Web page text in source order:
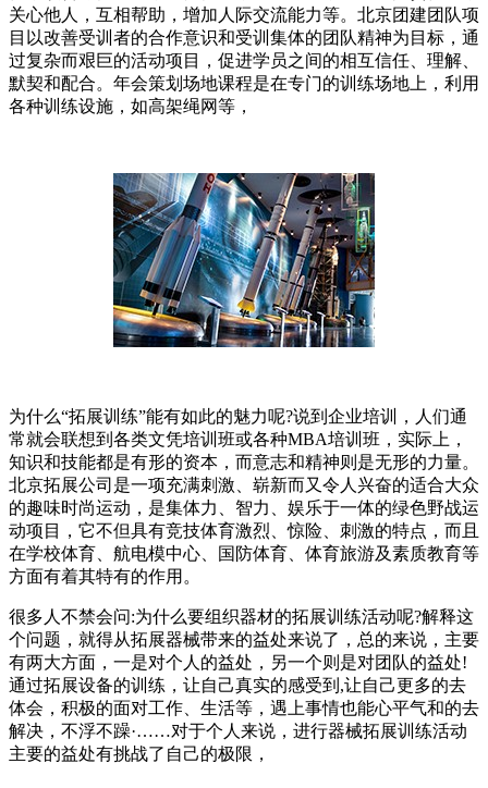
关心他人，互相帮助，增加人际交流能力等。北京团建团队项
目以改善受训者的合作意识和受训集体的团队精神为目标，通
过复杂而艰巨的活动项目，促进学员之间的相互信任、理解、
默契和配合。年会策划场地课程是在专门的训练场地上，利用
各种训练设施，如高架绳网等，
为什么“拓展训练”能有如此的魅力呢?说到企业培训，人们通
常就会联想到各类文凭培训班或各种MBA培训班，实际上，
知识和技能都是有形的资本，而意志和精神则是无形的力量。
北京拓展公司是一项充满刺激、崭新而又令人兴奋的适合大众
的趣味时尚运动，是集体力、智力、娱乐于一体的绿色野战运
动项目，它不但具有竞技体育激烈、惊险、刺激的特点，而且
在学校体育、航电模中心、国防体育、体育旅游及素质教育等
方面有着其特有的作用。
很多人不禁会问:为什么要组织器材的拓展训练活动呢?解释这
个问题，就得从拓展器械带来的益处来说了，总的来说，主要
有两大方面，一是对个人的益处，另一个则是对团队的益处!
通过拓展设备的训练，让自己真实的感受到,让自己更多的去
体会，积极的面对工作、生活等，遇上事情也能心平气和的去
解决，不浮不躁·……对于个人来说，进行器械拓展训练活动
主要的益处有挑战了自己的极限，